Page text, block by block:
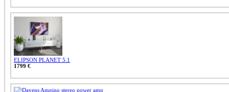
ELIPSON PLANET 5.1
1799 €